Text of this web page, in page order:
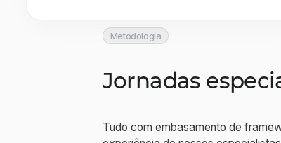
Metodologia
Jornadas
Tudo com embasamento de